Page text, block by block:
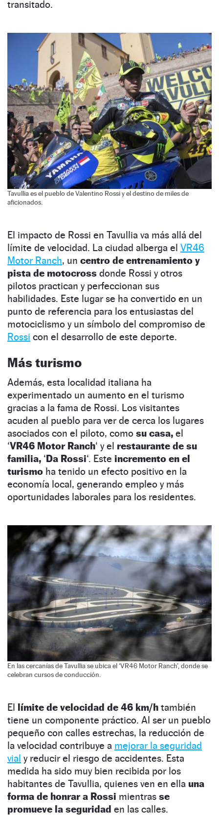
transitado.
Tavullia es el pueblo de Valentino Rossi y el destino de miles de
aficionados.
El impacto de Rossi en Tavullia va más allá del
límite de velocidad. La ciudad alberga el VR46
Motor Ranch, un centro de entrenamiento y
pista de motocross donde Rossi y otros
pilotos practican y perfeccionan sus
habilidades. Este lugar se ha convertido en un
punto de referencia para los entusiastas del
motociclismo y un símbolo del compromiso de
Rossi con el desarrollo de este deporte.
Más turismo
Además, esta localidad italiana ha
experimentado un aumento en el turismo
gracias a la fama de Rossi. Los visitantes
acuden al pueblo para ver de cerca los lugares
asociados con el piloto, como su casa, el
‘VR46 Motor Ranch‘ y el restaurante de su
familia, ‘Da Rossi‘. Este incremento en el
turismo ha tenido un efecto positivo en la
economía local, generando empleo y más
oportunidades laborales para los residentes.
En las cercanías de Tavullia se ubica el ‘VR46 Motor Ranch’, donde se
celebran cursos de conducción.
El límite de velocidad de 46 km/h también
tiene un componente práctico. Al ser un pueblo
pequeño con calles estrechas, la reducción de
la velocidad contribuye a mejorar la seguridad
vial y reducir el riesgo de accidentes. Esta
medida ha sido muy bien recibida por los
habitantes de Tavullia, quienes ven en ella una
forma de honrar a Rossi mientras se
promueve la seguridad en las calles.